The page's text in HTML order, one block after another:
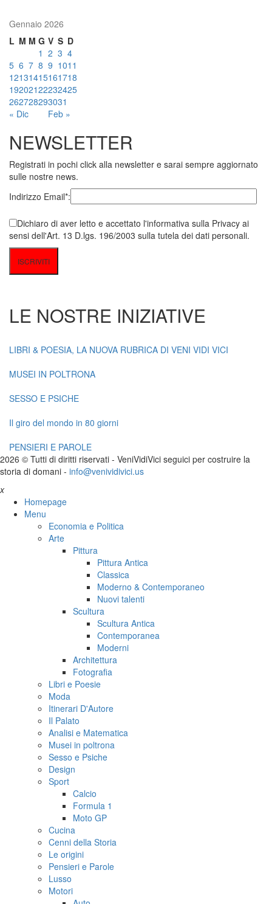
Gennaio 2026
L M M G V S D
« Dic Feb »
1 2 3 4
5 6 7 8 9 1011
12131415161718
19202122232425
262728293031
NEWSLETTER
Registrati in pochi click alla newsletter e sarai sempre aggiornato
sulle nostre news.
Indirizzo Email*:
Dichiaro di aver letto e accettato l'informativa sulla Privacy ai
sensi dell'Art. 13 D.lgs. 196/2003 sulla tutela dei dati personali.
LE NOSTRE INIZIATIVE
LIBRI & POESIA, LA NUOVA RUBRICA DI VENI VIDI VICI
MUSEI IN POLTRONA
SESSO E PSICHE
Il giro del mondo in 80 giorni
PENSIERI E PAROLE
2026 © Tutti di diritti riservati - VeniVidiVici seguici per costruire la
storia di domani - info@venividivici.us
x
Homepage
Menu
Economia e Politica
Arte
Pittura
Pittura Antica
Classica
Moderno & Contemporaneo
Nuovi talenti
Scultura
Scultura Antica
Contemporanea
Moderni
Architettura
Fotografia
Libri e Poesie
Moda
Itinerari D'Autore
Il Palato
Analisi e Matematica
Musei in poltrona
Sesso e Psiche
Design
Sport
Calcio
Formula 1
Moto GP
Cucina
Cenni della Storia
Le origini
Pensieri e Parole
Lusso
Motori